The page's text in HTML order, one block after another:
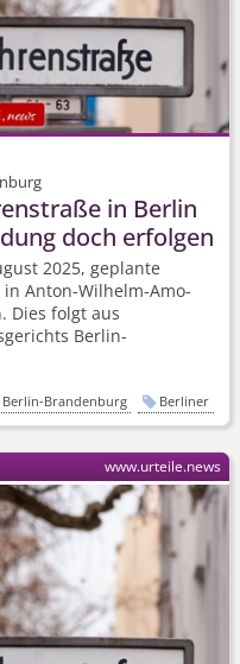
in Berlin
doch erfolgen
2025, geplante
Anton-Wilhelm-Amo-
Dies folgt aus
Berlin-
Berlin-Brandenburg Berliner
www.urteile.news